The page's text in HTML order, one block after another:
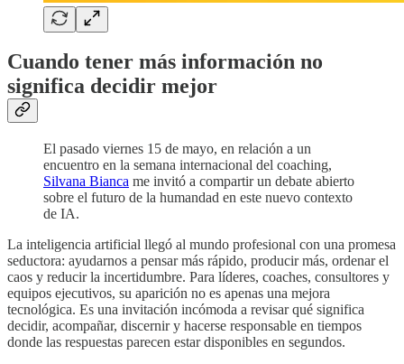
Cuando tener más información no
significa decidir mejor
El pasado viernes 15 de mayo, en relación a un
encuentro en la semana internacional del coaching,
Silvana Bianca me invitó a compartir un debate abierto
sobre el futuro de la humandad en este nuevo contexto
de IA.
La inteligencia artificial llegó al mundo profesional con una promesa
seductora: ayudarnos a pensar más rápido, producir más, ordenar el
caos y reducir la incertidumbre. Para líderes, coaches, consultores y
equipos ejecutivos, su aparición no es apenas una mejora
tecnológica. Es una invitación incómoda a revisar qué significa
decidir, acompañar, discernir y hacerse responsable en tiempos
donde las respuestas parecen estar disponibles en segundos.